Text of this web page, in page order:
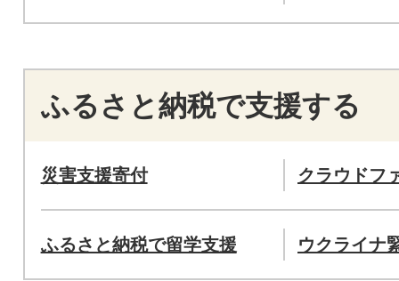
ふるさと納税で支援する
災害支援寄付 クラウドフ
ふるさと納税で留学支援 ウクライナ